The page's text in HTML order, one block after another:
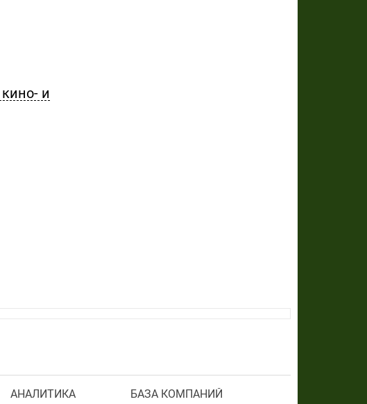
и
АНАЛИТИКА БАЗА КОМПАНИЙ